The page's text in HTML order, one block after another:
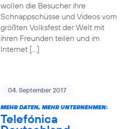
wollen die Besucher ihre
Schnappschüsse und Videos vom
größten Volksfest der Welt mit
ihren Freunden teilen und im
Internet […]
04. September 2017
MEHR DATEN, MEHR UNTERNEHMEN:
Telefónica